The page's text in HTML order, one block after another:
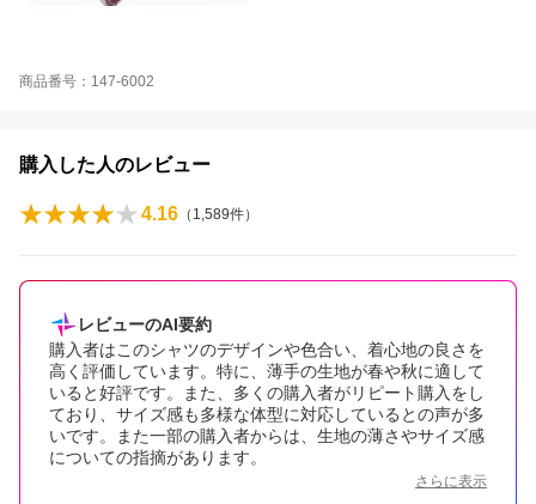
商品番号：147-6002
購入した人のレビュー
4.16 （ 1,589件）
レビューのAI要約
購入者はこのシャツのデザインや色合い、着心地の良さを
高く評価しています。特に、薄手の生地が春や秋に適して
いると好評です。また、多くの購入者がリピート購入をし
ており、サイズ感も多様な体型に対応しているとの声が多
いです。また一部の購入者からは、生地の薄さやサイズ感
についての指摘があります。
さらに表示